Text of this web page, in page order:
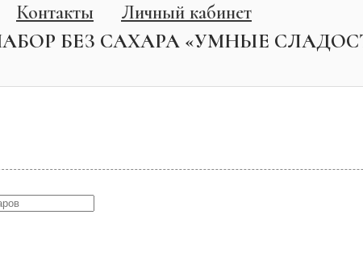
Контакты Личный кабинет
БЕЗ САХАРА «УМНЫЕ